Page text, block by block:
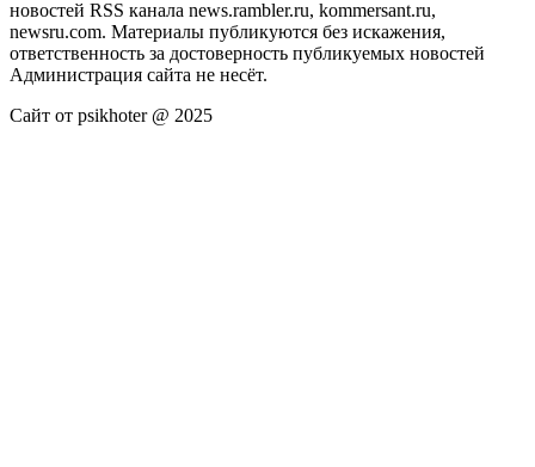
новостей RSS канала news.rambler.ru, kommersant.ru,
newsru.com. Материалы публикуются без искажения,
ответственность за достоверность публикуемых новостей
Администрация сайта не несёт.
Сайт от psikhoter @ 2025